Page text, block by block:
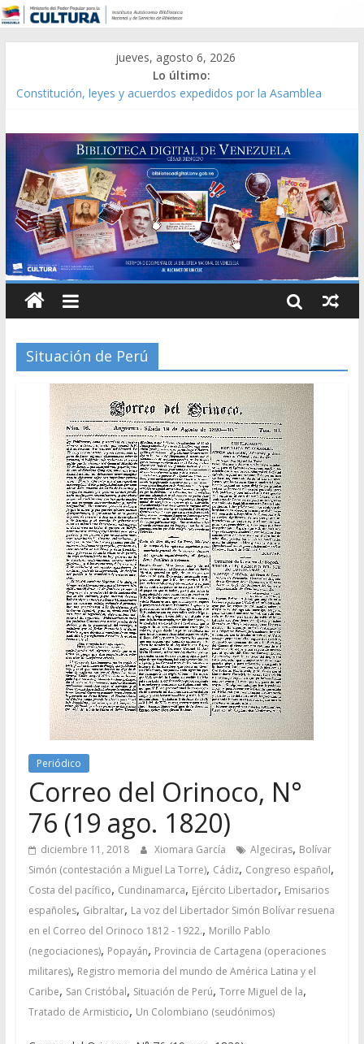
jueves, agosto 6, 2026
Lo último:
Constitución, leyes y acuerdos expedidos por la Asamblea
Modesta Bor Sánchez [material gráfico]
Gaceta Oficial de la República de Venezuela año CXXXIII Mes V,
Caracas 09 de marzo de 2006 N° 38.394
Catálogo temático de obras de Modesta Bor
Situación de Perú
Periódico
Correo del Orinoco, N°
76 (19 ago. 1820)
diciembre 11, 2018 Xiomara García Algeciras, Bolívar
Simón (contestación a Miguel La Torre), Cádiz, Congreso español,
Costa del pacífico, Cundinamarca, Ejército Libertador, Emisarios
españoles, Gibraltar, La voz del Libertador Simón Bolívar resuena
en el Correo del Orinoco 1812 - 1922., Morillo Pablo
(negociaciones), Popayán, Provincia de Cartagena (operaciones
militares), Registro memoria del mundo de América Latina y el
Caribe, San Cristóbal, Situación de Perú, Torre Miguel de la,
Tratado de Armisticio, Un Colombiano (seudónimos)